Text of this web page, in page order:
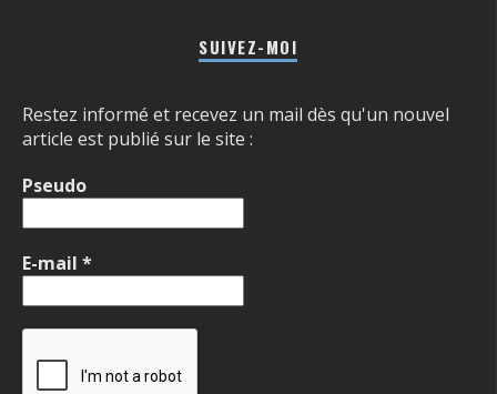
SUIVEZ-MOI
Restez informé et recevez un mail dès qu'un nouvel
article est publié sur le site :
Pseudo
E-mail *